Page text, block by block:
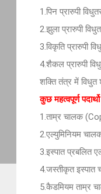
1.पिन प्रारुपी
2.झुला प्रारुपी
3.विकृति प्रारुपी
4.शैकल प्रारुपी
शक्ति तंत्र में विधुत
कुछ महत्वपूर्ण
1.ताम्र चालक
2.एल्युमिनियम
3.इस्पात
4.जस्तीकृत
5.कैडमियम ताम्र